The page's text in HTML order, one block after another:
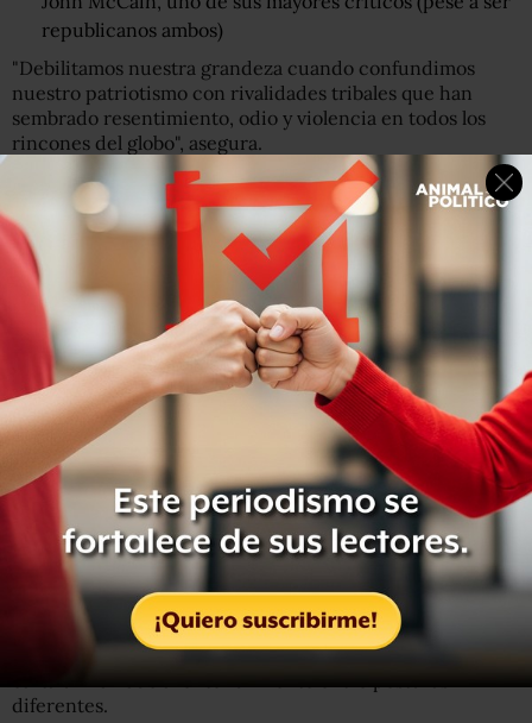
republicanos ambos)
"Debilitamos nuestra grandeza cuando confundimos
nuestro patriotismo con rivalidades tribales que han
sembrado resentimiento, odio y violencia en todos los
rincones del globo", asegura.
debilitamos cuando nos escondemos detrás de los
muros,
en lugar de derribarlos, cuando dudamos del
poder de nuestros ideales, en lugar de confiar en que
sean la gran fuerza para el cambio que siempre han sido",
añade en la misiva.
De hecho, McCain califica a Estados Unidos como "una
nación de ideales,no de sangre y tierra".
"Somos bendecidos y somos una bendición para la
humanidad cuando defendemos y desarrollamos esos
ideales en el hogar y en el mundo".
Esperanza por el futuro
El héroe de la guerra de Vietnam, que mantuvo
numerosos enfrentamientos públicos con Trump pese a
ser compañeros en el Partido Republicano, hace en su
carta un llamado al entendimiento entre posturas
diferentes.